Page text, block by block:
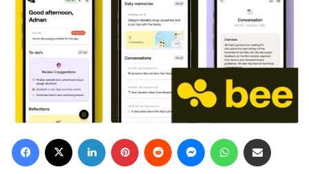
Facebook Linkedin Pinterest Reddit MessengerWhatsApp